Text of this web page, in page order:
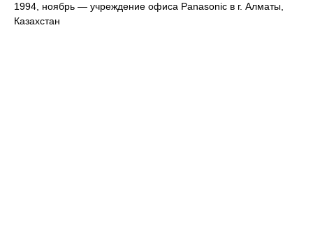
1994, ноябрь — учреждение офиса Panasonic в г. Алматы,
Казахстан